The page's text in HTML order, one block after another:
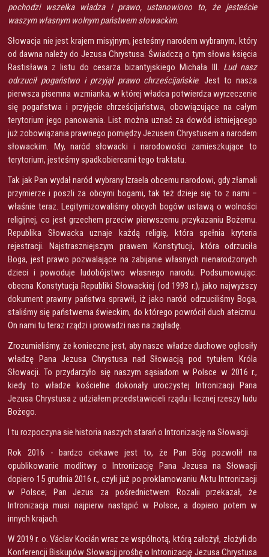
pochodzi wszelka władza i prawo, ustanowiono to, że jesteście
waszym własnym wolnym państwem słowackim.
Słowacja nie jest krajem misyjnym, jesteśmy narodem wybranym, który
od dawna należy do Jezusa Chrystusa. Świadczą o tym słowa księcia
Rastisława z listu do cesarza bizantyjskiego Michała III. Lud nasz
odrzucił pogaństwo i przyjął prawo chrześcijańskie. Jest to nasza
pierwsza pisemna wzmianka, w której władca potwierdza wyrzeczenie
się pogaństwa i przyjęcie chrześcijaństwa, obowiązujące na całym
terytorium jego panowania. List można uznać za dowód istniejącego
już zobowiązania prawnego pomiędzy Jezusem Chrystusem a narodem
słowackim. My, naród słowacki i narodowości zamieszkujące to
terytorium, jesteśmy spadkobiercami tego traktatu.
Tak jak Pan wydał naród wybrany Izraela obcemu narodowi, gdy złamali
przymierze i poszli za obcymi bogami, tak też dzieje się to z nami –
właśnie teraz. Legitymizowaliśmy obcych bogów ustawą o wolności
religijnej, co jest grzechem przeciw pierwszemu przykazaniu Bożemu.
Republika Słowacka uznaje każdą religię, która spełnia kryteria
rejestracji. Najstraszniejszym prawem Konstytucji, która odrzuciła
Boga, jest prawo pozwalające na zabijanie własnych nienarodzonych
dzieci i powoduje ludobójstwo własnego narodu. Podsumowując:
obecna Konstytucja Republiki Słowackiej (od 1993 r.), jako najwyższy
dokument prawny państwa sprawił, iż jako naród odrzuciliśmy Boga,
staliśmy się państwema świeckim, do którego powrócił duch ateizmu.
On nami tu teraz rządzi i prowadzi nas na zagładę.
Zrozumieliśmy, że konieczne jest, aby nasze władze duchowe ogłosiły
władzę Pana Jezusa Chrystusa nad Słowacją pod tytułem Króla
Słowacji. To przydarzyło się naszym sąsiadom w Polsce w 2016 r.,
kiedy to władze kościelne dokonały uroczystej Intronizacji Pana
Jezusa Chrystusa z udziałem przedstawicieli rządu i licznej rzeszy ludu
Bożego.
I tu rozpoczyna sie historia naszych starań o Intronizację na Słowacji.
Rok 2016 - bardzo ciekawe jest to, że Pan Bóg pozwolił na
opublikowanie modlitwy o Intronizację Pana Jezusa na Słowacji
dopiero 15 grudnia 2016 r., czyli już po proklamowaniu Aktu Intronizacji
w Polsce; Pan Jezus za pośrednictwem Rozalii przekazał, że
Intronizacja musi najpierw nastąpić w Polsce, a dopiero potem w
innych krajach.
W 2019 r. o. Václav Kocián wraz ze wspólnotą, którą założył, złożyli do
Konferencji Biskupów Słowacji prośbę o Intronizację Jezusa Chrystusa